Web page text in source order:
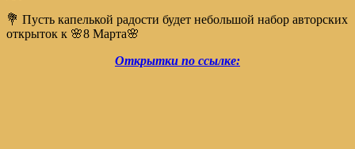
💐 Пусть капелькой радости будет небольшой набор авторских
открыток к 🌸8 Марта🌸
Открытки по ссылке: